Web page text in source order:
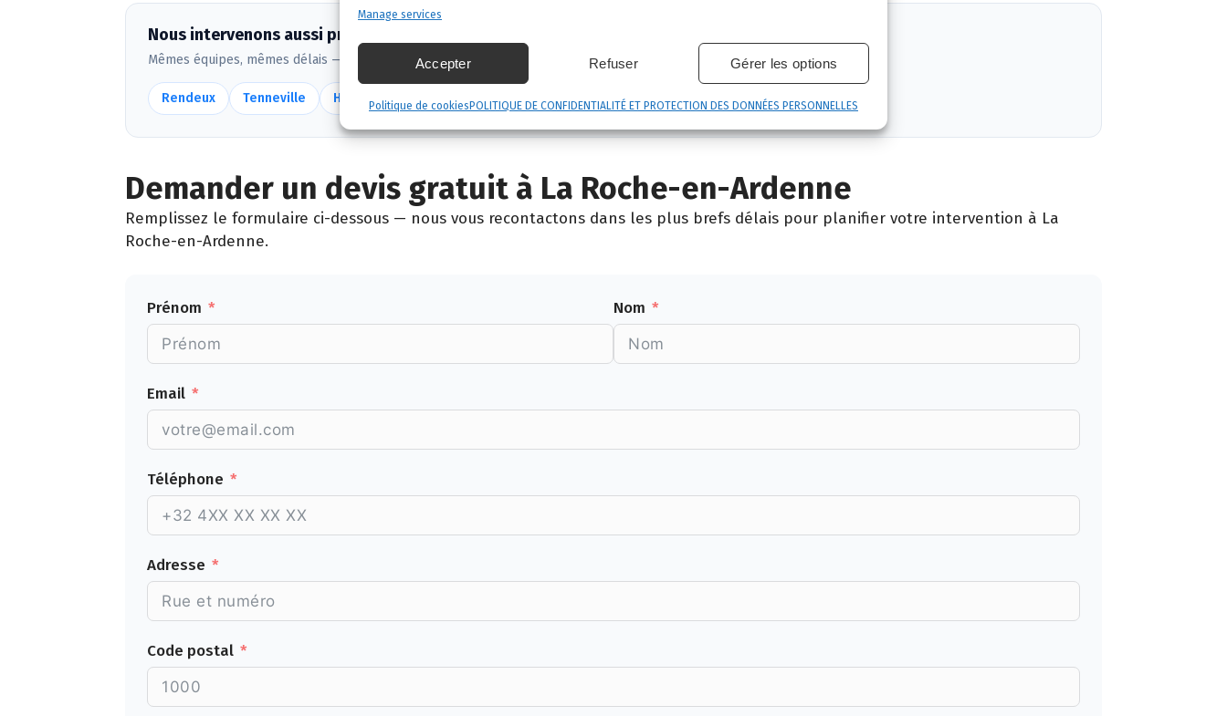
Manage services
Accepter Refuser Gérer les options
Politique de cookies POLITIQUE DE CONFIDENTIALITÉ ET PROTECTION DES DONNÉES PERSONNELLES
Nous intervenons aussi près de La Roche-en-Ardenne
Mêmes équipes, mêmes délais — voir toutes nos communes
Rendeux Tenneville Hotton Érezée Manhay Nassogne
Demander un devis gratuit à La Roche-en-Ardenne
Remplissez le formulaire ci-dessous — nous vous recontactons dans les plus brefs délais pour planifier votre intervention à La
Roche-en-Ardenne.
Prénom Nom
Email
Téléphone
Adresse
Code postal